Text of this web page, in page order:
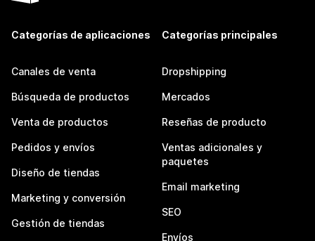
Categorías de aplicaciones
Canales de venta
Búsqueda de productos
Venta de productos
Pedidos y envíos
Diseño de tiendas
Marketing y conversión
Gestión de tiendas
Categorías principales
Dropshipping
Mercados
Reseñas de producto
Ventas adicionales y
paquetes
Email marketing
SEO
Envíos